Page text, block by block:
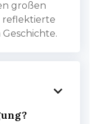
großen
reflektierte
